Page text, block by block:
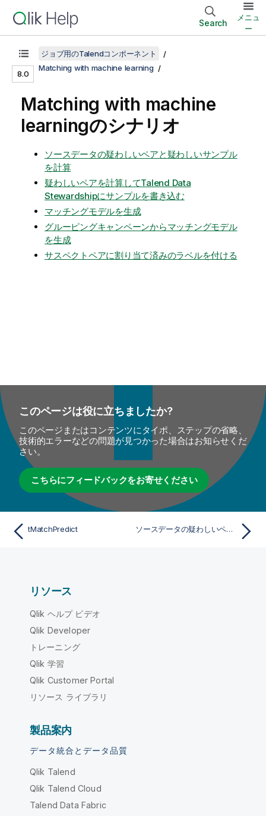
Search
メニュ
ー
8.0
ジョブ用のTalendコンポーネント
Matching with machine learning
Matching with machine
learningのシナリオ
ソースデータの疑わしいペアと疑わしいサンプル
を計算
疑わしいペアを計算してTalend Data
Stewardshipにサンプルを書き込む
マッチングモデルを生成
グルーピングキャンペーンからマッチングモデル
を生成
サスペクトペアに割り当て済みのラベルを付ける
このページは役に立ちましたか?
このページまたはコンテンツにタイポ、ステップの省略、
技術的エラーなどの問題が見つかった場合はお知らせくだ
さい。
こちらにフィードバックをお寄せください
tMatchPredict ソースデータの疑わしいペアと疑わしいサンプルを計算
リソース
Qlik ヘルプ ビデオ
Qlik Developer
トレーニング
Qlik 学習
Qlik Customer Portal
リソース ライブラリ
製品案内
データ統合とデータ品質
Qlik Talend
Qlik Talend Cloud
Talend Data Fabric